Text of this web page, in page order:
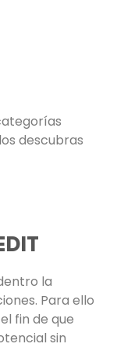
descubras
la
Para ello
fin de que
sin